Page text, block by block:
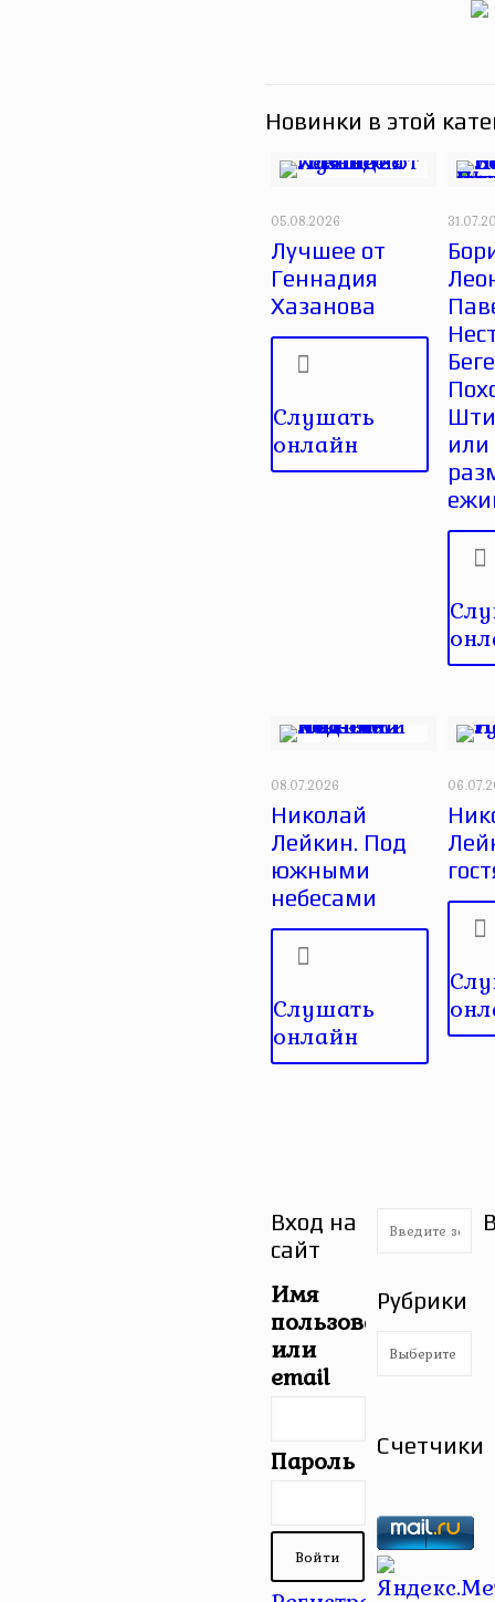
Новинки в этой
05.08.2026
Лучшее от
Геннадия
Хазанова
Слушать
онлайн
или
08.07.2026
Николай
Лейкин. Под
южными
небесами
Слушать
онлайн
Вход на
сайт
Имя
пользователя
или
email
Пароль
Рубрики
Рубрики
Счетчики